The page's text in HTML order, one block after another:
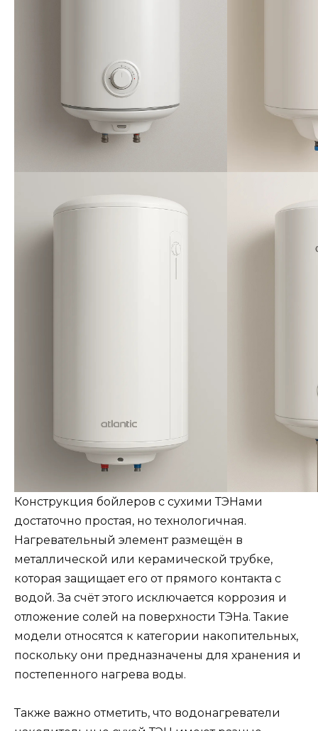
Конструкция бойлеров с сухими ТЭНами
достаточно простая, но технологичная.
Нагревательный элемент размещён в
металлической или керамической трубке,
которая защищает его от прямого контакта с
водой. За счёт этого исключается коррозия и
отложение солей на поверхности ТЭНа. Такие
модели относятся к категории накопительных,
поскольку они предназначены для хранения и
постепенного нагрева воды.
Также важно отметить, что водонагреватели